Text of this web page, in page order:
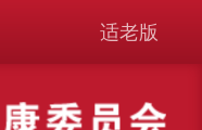
适老版